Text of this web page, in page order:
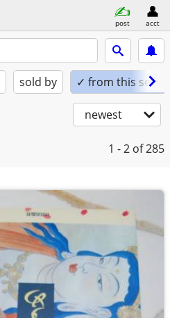
post acct
sold by ✓ from this seller
newest
1 - 2 of 285